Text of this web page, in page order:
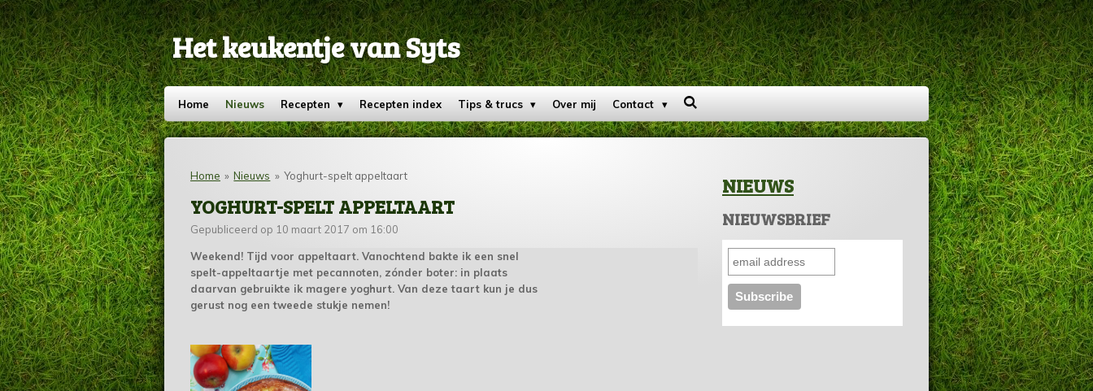
Ga
direct
naar
de
hoofdinhoud
Het keukentje van Syts
Home Nieuws Recepten Recepten index Tips & trucs Over mij Contact
Home » Nieuws » Yoghurt-spelt appeltaart
YOGHURT-SPELT APPELTAART
Gepubliceerd op 10 maart 2017 om 16:00
Weekend! Tijd voor appeltaart. Vanochtend bakte ik een snel
spelt-appeltaartje met pecannoten, zónder boter: in plaats
daarvan gebruikte ik magere yoghurt. Van deze taart kun je dus
gerust nog een tweede stukje nemen!
NIEUWS
NIEUWSBRIEF